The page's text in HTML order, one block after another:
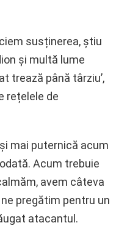
susținerea, știu
și multă lume
trează până târziu’,
rețelele de
mai puternică acum
Acum trebuie
avem câteva
pregătim pentru un
atacantul.